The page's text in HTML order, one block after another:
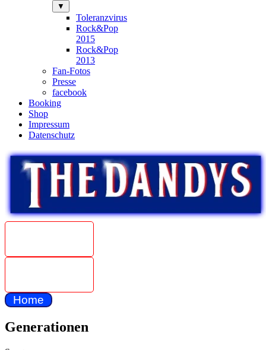
▼
Toleranzvirus
Rock&Pop
2015
Rock&Pop
2013
Fan-Fotos
Presse
facebook
Booking
Shop
Impressum
Datenschutz
Home
Generationen